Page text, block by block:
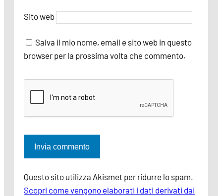
Sito web
Salva il mio nome, email e sito web in questo
browser per la prossima volta che commento.
Questo sito utilizza Akismet per ridurre lo spam.
Scopri come vengono elaborati i dati derivati dai